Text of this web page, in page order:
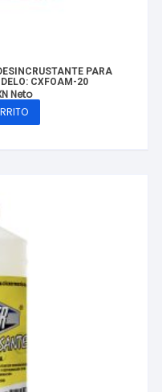
PARA
CXFOAM-20
Neto